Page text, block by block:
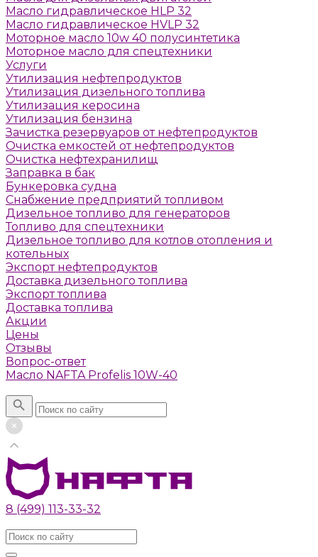
Масло гидравлическое HLP 32
Масло гидравлическое HVLP 32
Моторное масло 10w 40 полусинтетика
Моторное масло для спецтехники
Услуги
Утилизация нефтепродуктов
Утилизация дизельного топлива
Утилизация керосина
Утилизация бензина
Зачистка резервуаров от нефтепродуктов
Очистка емкостей от нефтепродуктов
Очистка нефтехранилищ
Заправка в бак
Бункеровка судна
Снабжение предприятий топливом
Дизельное топливо для генераторов
Топливо для спецтехники
Дизельное топливо для котлов отопления и
котельных
Экспорт нефтепродуктов
Доставка дизельного топлива
Экспорт топлива
Доставка топлива
Акции
Цены
Отзывы
Вопрос-ответ
Масло NAFTA Profelis 10W-40
8 (499) 113-33-32